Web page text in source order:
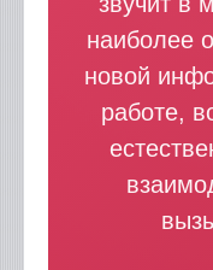
наиболее
новой
работе,